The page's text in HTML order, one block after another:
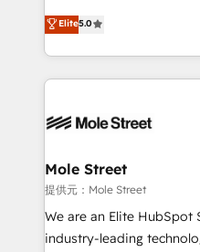
HubSpot Experts:
automation, and training built
Technical Execution:
Integrations; complex
workflows; automation
Healthcare: HIPAA
workflows 💼 Financial
workflows; audit-ready
intake; pipeline and
Elite5.0
Mole Street
提供元：Mole Street
We are an Elite HubSpot
industry-leading